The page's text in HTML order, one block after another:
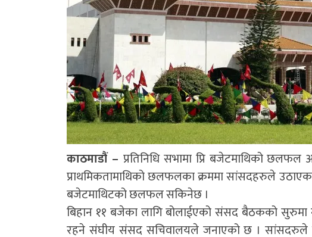
काठमाडौं – प्रतिनिधि सभामा प्रि बजेटमाथिको
प्राथमिकतामाथिको छलफलका क्रममा सांसदहरुले
बजेटमाथिटको छलफल सकिनेछ ।
बिहान ११ बजेका लागि बोलाईएको संसद बैठकको सुरुमा
रहने संघीय संसद सचिवालयले जनाएको छ । सांसदरुले